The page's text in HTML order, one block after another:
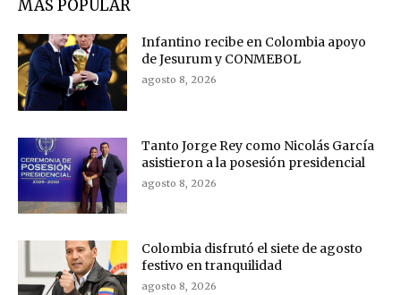
MÁS POPULAR
Infantino recibe en Colombia apoyo
de Jesurum y CONMEBOL
agosto 8, 2026
Tanto Jorge Rey como Nicolás García
asistieron a la posesión presidencial
agosto 8, 2026
Colombia disfrutó el siete de agosto
festivo en tranquilidad
agosto 8, 2026